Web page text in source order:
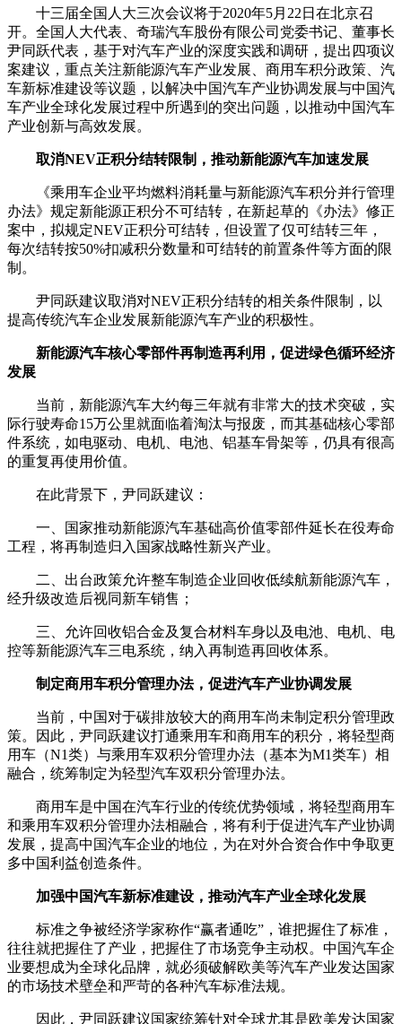
十三届全国人大三次会议将于2020年5月22日在北京召
开。全国人大代表、奇瑞汽车股份有限公司党委书记、董事长
尹同跃代表，基于对汽车产业的深度实践和调研，提出四项议
案建议，重点关注新能源汽车产业发展、商用车积分政策、汽
车新标准建设等议题，以解决中国汽车产业协调发展与中国汽
车产业全球化发展过程中所遇到的突出问题，以推动中国汽车
产业创新与高效发展。
取消NEV正积分结转限制，推动新能源汽车加速发展
《乘用车企业平均燃料消耗量与新能源汽车积分并行管理
办法》规定新能源正积分不可结转，在新起草的《办法》修正
案中，拟规定NEV正积分可结转，但设置了仅可结转三年，
每次结转按50%扣减积分数量和可结转的前置条件等方面的限
制。
尹同跃建议取消对NEV正积分结转的相关条件限制，以
提高传统汽车企业发展新能源汽车产业的积极性。
新能源汽车核心零部件再制造再利用，促进绿色循环经济
发展
当前，新能源汽车大约每三年就有非常大的技术突破，实
际行驶寿命15万公里就面临着淘汰与报废，而其基础核心零部
件系统，如电驱动、电机、电池、铝基车骨架等，仍具有很高
的重复再使用价值。
在此背景下，尹同跃建议：
一、国家推动新能源汽车基础高价值零部件延长在役寿命
工程，将再制造归入国家战略性新兴产业。
二、出台政策允许整车制造企业回收低续航新能源汽车，
经升级改造后视同新车销售；
三、允许回收铝合金及复合材料车身以及电池、电机、电
控等新能源汽车三电系统，纳入再制造再回收体系。
制定商用车积分管理办法，促进汽车产业协调发展
当前，中国对于碳排放较大的商用车尚未制定积分管理政
策。因此，尹同跃建议打通乘用车和商用车的积分，将轻型商
用车（N1类）与乘用车双积分管理办法（基本为M1类车）相
融合，统筹制定为轻型汽车双积分管理办法。
商用车是中国在汽车行业的传统优势领域，将轻型商用车
和乘用车双积分管理办法相融合，将有利于促进汽车产业协调
发展，提高中国汽车企业的地位，为在对外合资合作中争取更
多中国利益创造条件。
加强中国汽车新标准建设，推动汽车产业全球化发展
标准之争被经济学家称作“赢者通吃”，谁把握住了标准，
往往就把握住了产业，把握住了市场竞争主动权。中国汽车企
业要想成为全球化品牌，就必须破解欧美等汽车产业发达国家
的市场技术壁垒和严苛的各种汽车标准法规。
因此，尹同跃建议国家统筹针对全球尤其是欧美发达国家